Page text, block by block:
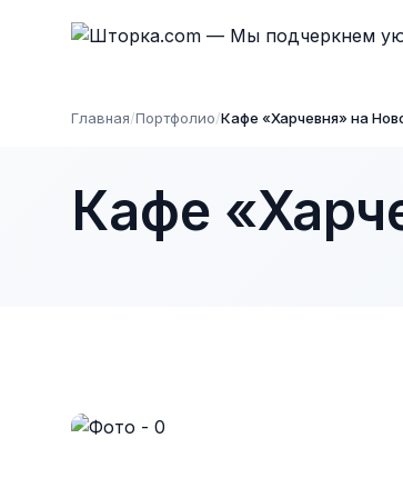
Главная/Портфолио/Кафе «Харчевня» на
Кафе